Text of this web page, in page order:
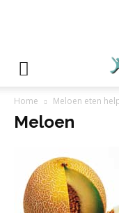
Home Meloen eten
Meloen